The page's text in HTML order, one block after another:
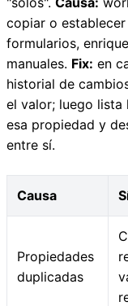
copiar o establecer
formularios,
manuales. Fix: en
historial de
el valor; luego
esa propiedad y
entre sí.
Causa
Propiedades
duplicadas